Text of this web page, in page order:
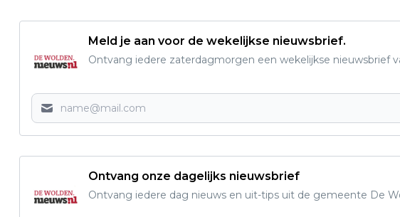
Meld je aan voor de wekelijkse nieuwsbrief.
Ontvang iedere zaterdagmorgen een wekelijkse nieuwsbrief
Ontvang onze dagelijks nieuwsbrief
Ontvang iedere dag nieuws en uit-tips uit de gemeente De